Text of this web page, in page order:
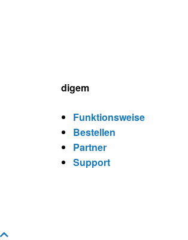
digem
Funktionsweise
Bestellen
Partner
Support